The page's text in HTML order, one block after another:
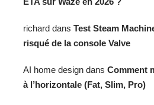
richard dans Test Steam
risqué de la console Valve
AI home design dans Comment
à l’horizontale (Fat, Slim, Pro)